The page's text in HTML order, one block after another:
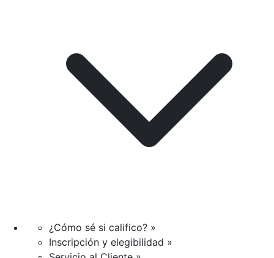
¿Cómo sé si califico? »
Inscripción y elegibilidad »